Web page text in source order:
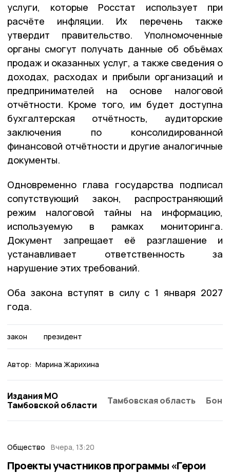
услуги, которые Росстат использует при
расчёте инфляции. Их перечень также
утвердит правительство. Уполномоченные
органы смогут получать данные об объёмах
продаж и оказанных услуг, а также сведения о
доходах, расходах и прибыли организаций и
предпринимателей на основе налоговой
отчётности. Кроме того, им будет доступна
бухгалтерская отчётность, аудиторские
заключения по консолидированной
финансовой отчётности и другие аналогичные
документы.
Одновременно глава государства подписал
сопутствующий закон, распространяющий
режим налоговой тайны на информацию,
используемую в рамках мониторинга.
Документ запрещает её разглашение и
устанавливает ответственность за
нарушение этих требований.
Оба закона вступят в силу с 1 января 2027
года.
закон президент
Автор: Марина Жарихина
Издания МО
Тамбовской области
Тамбовская область
Общество Вчера, 13:20
Проекты участников программы «Герои